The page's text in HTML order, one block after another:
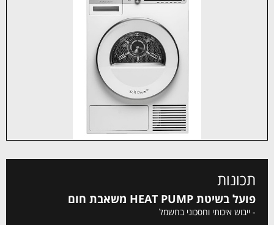
תכונות
פועל בשיטת HEAT PUMP משאבת חום
- ייבוש איכותי וחסכוני בחשמל